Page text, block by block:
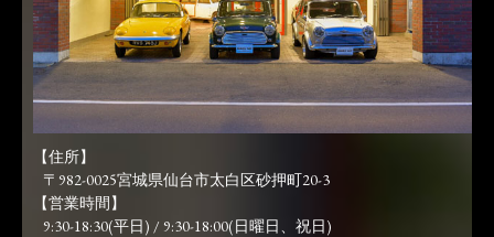
【住所】
〒982-0025宮城県仙台市太白区砂押町20-3
【営業時間】
9:30-18:30(平日) / 9:30-18:00(日曜日、祝日)